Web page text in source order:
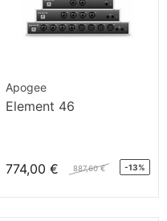
Apogee
Element 46
774,00 € 887,60 € -13%